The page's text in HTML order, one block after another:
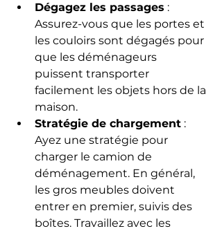
Dégagez les passages :
Assurez-vous que les portes et
les couloirs sont dégagés pour
que les déménageurs
puissent transporter
facilement les objets hors de la
maison.
Stratégie de chargement :
Ayez une stratégie pour
charger le camion de
déménagement. En général,
les gros meubles doivent
entrer en premier, suivis des
boîtes. Travaillez avec les